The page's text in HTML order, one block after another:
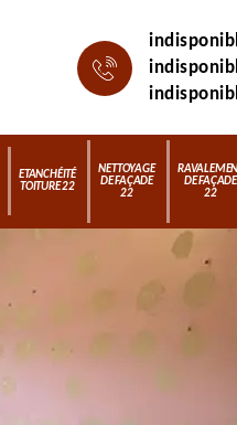
ETANCHÉITÉ
TOITURE 22
NETTOYAGE
DE FAÇADE
22
DE FAÇADE
22